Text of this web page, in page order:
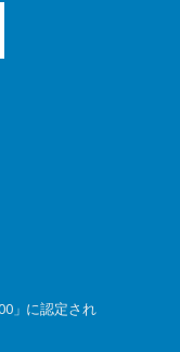
」に認定され